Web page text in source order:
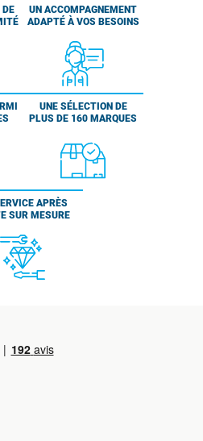
UN ACCOMPAGNEMENT
ADAPTÉ À VOS BESOINS
UNE SÉLECTION DE
PLUS DE 160 MARQUES
APRÈS
SUR MESURE